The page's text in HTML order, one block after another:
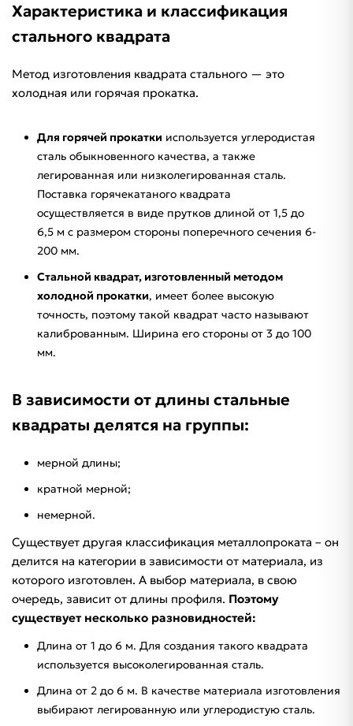
Характеристика и классификация
стального квадрата
Метод изготовления квадрата стального — это
холодная или горячая прокатка.
Для горячей прокатки используется углеродистая
сталь обыкновенного качества, а также
легированная или низколегированная сталь.
Поставка горячекатаного квадрата
осуществляется в виде прутков длиной от 1,5 до
6,5 м с размером стороны поперечного сечения 6-
200 мм.
Стальной квадрат, изготовленный методом
холодной прокатки, имеет более высокую
точность, поэтому такой квадрат часто называют
калиброванным. Ширина его стороны от 3 до 100
мм.
В зависимости от длины стальные
квадраты делятся на группы:
мерной длины;
кратной мерной;
немерной.
Существует другая классификация металлопроката – он
делится на категории в зависимости от материала, из
которого изготовлен. А выбор материала, в свою
очередь, зависит от длины профиля. Поэтому
существует несколько разновидностей:
Длина от 1 до 6 м. Для создания такого квадрата
используется высоколегированная сталь.
Длина от 2 до 6 м. В качестве материала изготовления
выбирают легированную или углеродистую сталь.